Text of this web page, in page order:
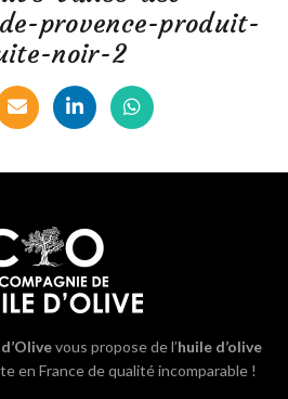
provence-produit-
noir-2
vous propose de l’huile d’olive
en France de qualité incomparable !